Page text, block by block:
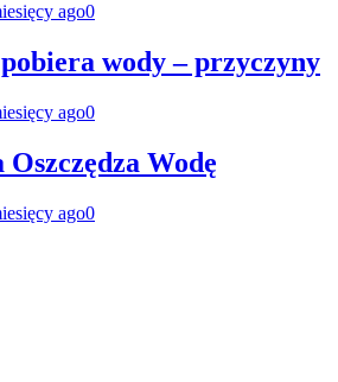
ago0
wody – przyczyny
ago0
Wodę
ago0